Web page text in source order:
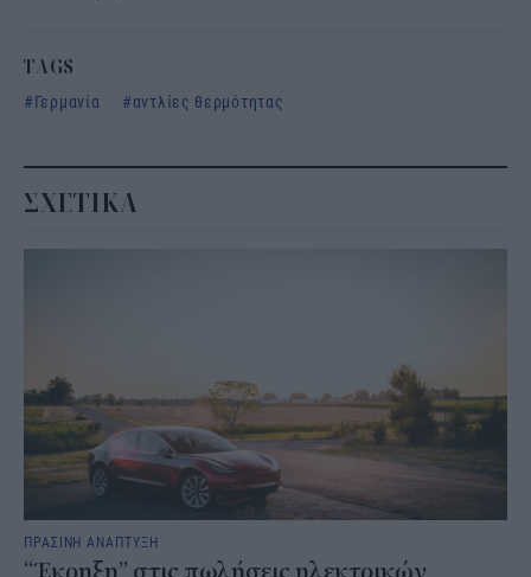
TAGS
Γερμανία
αντλίες θερμότητας
ΣΧΕΤΙΚΑ
ΠΡΑΣΙΝΗ ΑΝΑΠΤΥΞΗ